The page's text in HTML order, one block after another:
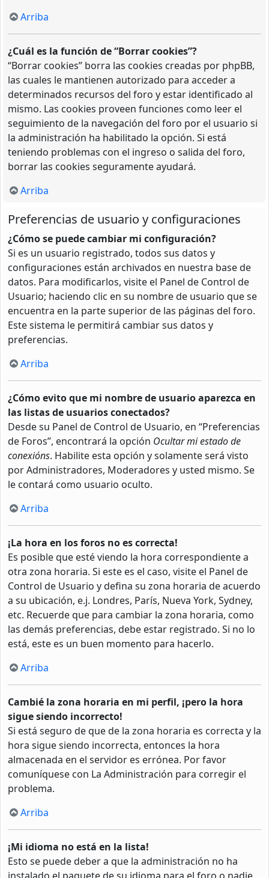
Arriba
¿Cuál es la función de “Borrar cookies”?
“Borrar cookies” borra las cookies creadas por phpBB,
las cuales le mantienen autorizado para acceder a
determinados recursos del foro y estar identificado al
mismo. Las cookies proveen funciones como leer el
seguimiento de la navegación del foro por el usuario si
la administración ha habilitado la opción. Si está
teniendo problemas con el ingreso o salida del foro,
borrar las cookies seguramente ayudará.
Arriba
Preferencias de usuario y configuraciones
¿Cómo se puede cambiar mi configuración?
Si es un usuario registrado, todos sus datos y
configuraciones están archivados en nuestra base de
datos. Para modificarlos, visite el Panel de Control de
Usuario; haciendo clic en su nombre de usuario que se
encuentra en la parte superior de las páginas del foro.
Este sistema le permitirá cambiar sus datos y
preferencias.
Arriba
¿Cómo evito que mi nombre de usuario aparezca en
las listas de usuarios conectados?
Desde su Panel de Control de Usuario, en “Preferencias
de Foros”, encontrará la opción Ocultar mi estado de
conexións. Habilite esta opción y solamente será visto
por Administradores, Moderadores y usted mismo. Se
le contará como usuario oculto.
Arriba
¡La hora en los foros no es correcta!
Es posible que esté viendo la hora correspondiente a
otra zona horaria. Si este es el caso, visite el Panel de
Control de Usuario y defina su zona horaria de acuerdo
a su ubicación, e.j. Londres, París, Nueva York, Sydney,
etc. Recuerde que para cambiar la zona horaria, como
las demás preferencias, debe estar registrado. Si no lo
está, este es un buen momento para hacerlo.
Arriba
Cambié la zona horaria en mi perfil, ¡pero la hora
sigue siendo incorrecto!
Si está seguro de que de la zona horaria es correcta y la
hora sigue siendo incorrecta, entonces la hora
almacenada en el servidor es errónea. Por favor
comuníquese con La Administración para corregir el
problema.
Arriba
¡Mi idioma no está en la lista!
Esto se puede deber a que la administración no ha